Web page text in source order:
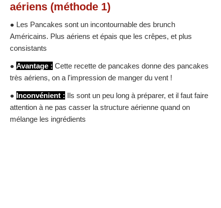
aériens (méthode 1)
● Les Pancakes sont un incontournable des brunch
Américains. Plus aériens et épais que les crêpes, et plus
consistants
● Avantage : Cette recette de pancakes donne des pancakes
très aériens, on a l'impression de manger du vent !
● Inconvénient : Ils sont un peu long à préparer, et il faut faire
attention à ne pas casser la structure aérienne quand on
mélange les ingrédients